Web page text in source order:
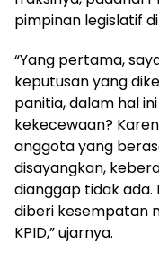
pimpinan legislatif di
“Yang pertama,
keputusan yang
panitia, dalam hal
kekecewaan?
anggota yang
disayangkan,
dianggap tidak
diberi kesempatan
KPID,” ujarnya.